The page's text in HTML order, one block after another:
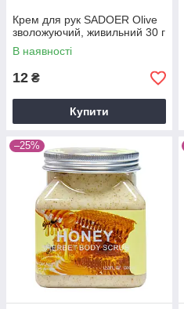
Крем для рук SADOER Olive
зволожуючий, живильний 30 г
В наявності
12 ₴
Купити
–25%